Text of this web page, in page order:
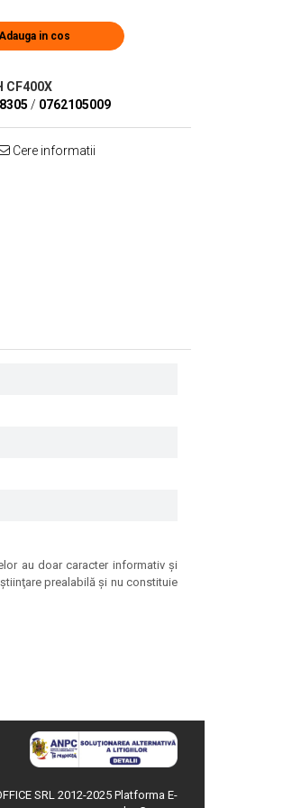
in cos
CF400X
/ 0762105009
Cere informatii
au doar caracter informativ şi
prealabilă şi nu constituie
SRL 2012-2025Platforma E-